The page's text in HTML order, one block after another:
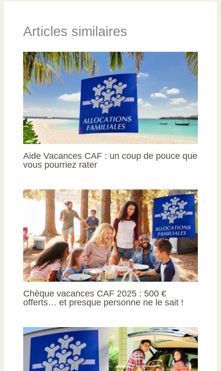
Articles similaires
Aide Vacances CAF : un coup de pouce que
vous pourriez rater
Chèque vacances CAF 2025 : 500 €
offerts… et presque personne ne le sait !